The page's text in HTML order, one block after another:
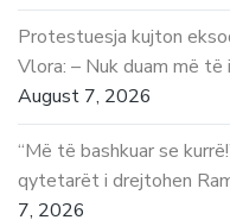
Protestuesja kujton
Vlora: – Nuk duam më të
August 7, 2026
“Më të bashkuar se
qytetarët i drejtohen
7, 2026